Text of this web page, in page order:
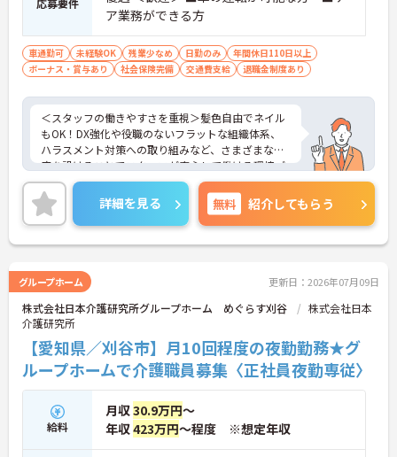
応募要件
ア業務ができる方
車通勤可 未経験OK 残業少なめ 日勤のみ
年間休日110日以上
ボーナス・賞与あり
社会保険完備 交通費支給 退職金制度あり
＜スタッフの働きやすさを重視＞髪色自由でネイル
もOK！DX強化や役職のないフラットな組織体系、
ハラスメント対策への取り組みなど、さまざまな制
度を設けることでスタッフが安心して働ける環境づ
くりに取り組まれています。
＜施設ケアマネとしてのやりがい＞入居者様の日常
を直接確認し、最適なケアプランを作成できます。
入居者様と常に関わることで気づきが生まれ、その
気づきからケアプランを変更することで自立支援に
す。
＜チームで連携しながらのお仕事＞一人ひとりが主
体性をもって働くことを大切にしながらも、苦手分
野は互いで補い合うなど、チームとしてしっかりと
連携を取りながら日々の業務に努められています。
ご興味のある方には、面接対策ポイント等、さらに
詳細をお話ししますのでお気軽にご相談ください！
詳細を見る 無料 紹介してもらう
グループホーム 更新日：2026年07月09日
株式会社日本介護研究所グループホーム めぐらす刈谷
株式会社日本
介護研究所
【愛知県／刈谷市】月10回程度の夜勤勤務★グ
ループホームで介護職員募集〈正社員夜勤専従〉
給料
月収30.9万円～
年収423万円～程度 ※想定年収